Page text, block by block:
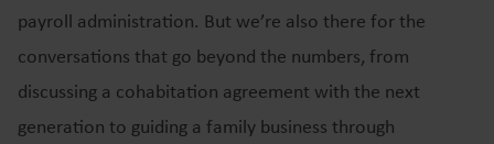
payroll administration. But we’re also there for the
conversations that go beyond the numbers, from
discussing a cohabitation agreement with the next
generation to guiding a family business through